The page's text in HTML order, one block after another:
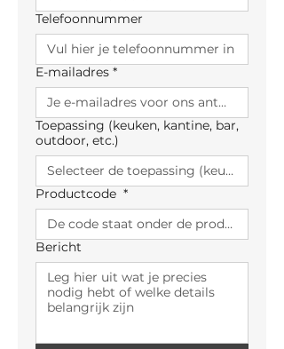
Telefoonnummer
E-mailadres *
Toepassing (keuken, kantine, bar,
outdoor, etc.)
Productcode *
Bericht